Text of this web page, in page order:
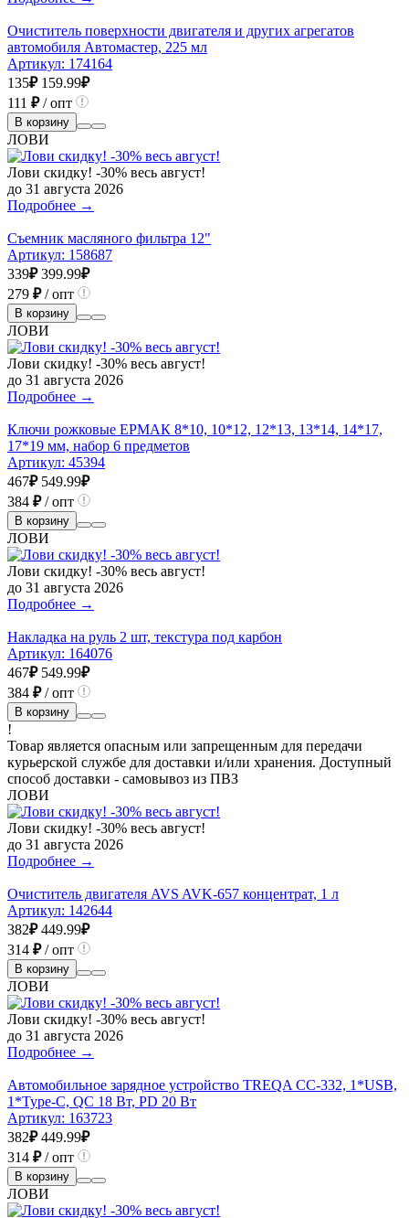
Очиститель поверхности двигателя и других агрегатов
автомобиля Автомастер, 225 мл
Артикул: 174164
135₽ 159.99₽
111 ₽/ опт
В корзину
ЛОВИ
Лови скидку! -30% весь август!
до 31 августа 2026
Подробнее →
Съемник масляного фильтра 12"
Артикул: 158687
339₽ 399.99₽
279 ₽/ опт
В корзину
ЛОВИ
Лови скидку! -30% весь август!
до 31 августа 2026
Подробнее →
Ключи рожковые ЕРМАК 8*10, 10*12, 12*13, 13*14, 14*17,
17*19 мм, набор 6 предметов
Артикул: 45394
467₽ 549.99₽
384 ₽/ опт
В корзину
ЛОВИ
Лови скидку! -30% весь август!
до 31 августа 2026
Подробнее →
Накладка на руль 2 шт, текстура под карбон
Артикул: 164076
467₽ 549.99₽
384 ₽/ опт
В корзину
!
Товар является опасным или запрещенным для передачи
курьерской службе для доставки и/или хранения. Доступный
способ доставки - самовывоз из ПВЗ
ЛОВИ
Лови скидку! -30% весь август!
до 31 августа 2026
Подробнее →
Очиститель двигателя AVS AVK-657 концентрат, 1 л
Артикул: 142644
382₽ 449.99₽
314 ₽/ опт
В корзину
ЛОВИ
Лови скидку! -30% весь август!
до 31 августа 2026
Подробнее →
Автомобильное зарядное устройство TREQA CC-332, 1*USB,
1*Type-C, QC 18 Вт, PD 20 Вт
Артикул: 163723
382₽ 449.99₽
314 ₽/ опт
В корзину
ЛОВИ